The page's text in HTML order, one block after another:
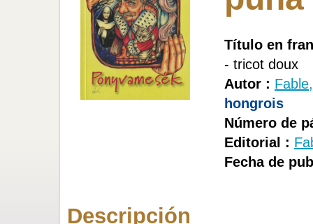
Título en
- tricot doux
Autor :
hongrois
Número de
Editorial :
Fecha de
Descripción